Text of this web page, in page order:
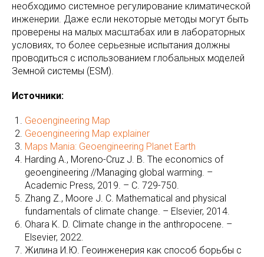
необходимо системное регулирование климатической
инженерии. Даже если некоторые методы могут быть
проверены на малых масштабах или в лабораторных
условиях, то более серьезные испытания должны
проводиться с использованием глобальных моделей
Земной системы (ESM).
Источники:
Geoengineering Map
Geoengineering Map explainer
Maps Mania: Geoengineering Planet Earth
Harding A., Moreno-Cruz J. B. The economics of
geoengineering //Managing global warming. –
Academic Press, 2019. – С. 729-750.
Zhang Z., Moore J. C. Mathematical and physical
fundamentals of climate change. – Elsevier, 2014.
Ohara K. D. Climate change in the anthropocene. –
Elsevier, 2022.
Жилина И.Ю. Геоинженерия как способ борьбы с